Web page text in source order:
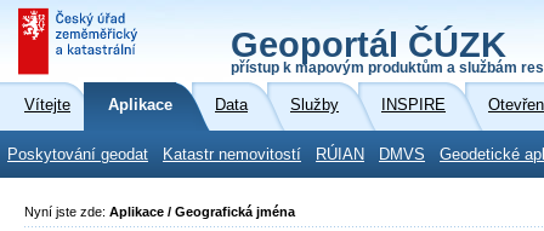
Geoportál ČÚZK
přístup k mapovým produktům a službám
Vítejte Aplikace Data Služby INSPIRE
Poskytování geodat Katastr nemovitostí RÚIAN DMVS Geodetické
Nyní jste zde: Aplikace / Geografická jména